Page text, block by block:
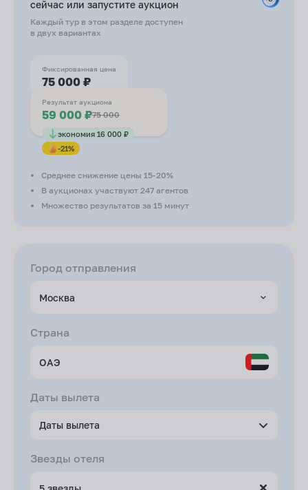
сейчас или запустите аукцион
Каждый тур в этом разделе доступен
в двух вариантах
Фиксированная цена
75 000 ₽
Результат аукциона
59 000 ₽75 000
экономия 16 000 ₽
-21%
Среднее снижение цены 15-20%
В аукционах участвуют 247 агентов
Множество результатов за 15 минут
Город отправления
Страна
Даты вылета
Даты вылета
Звезды отеля